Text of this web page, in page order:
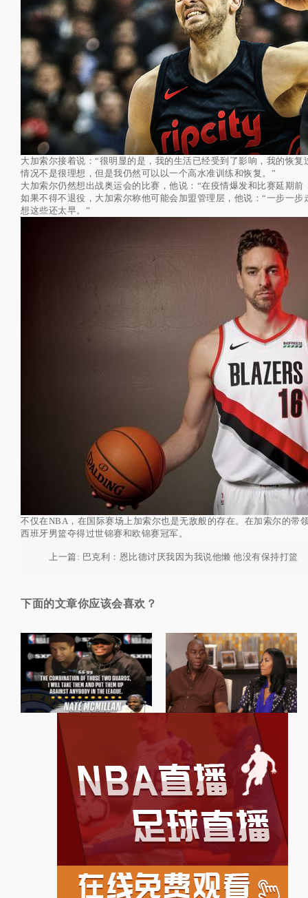
大加索尔接着说：“很明显的是，我的生活已经受到了影响，我的恢
情况不是很理想，但是我仍然可以以一个高水准训练和恢复。”
大加索尔仍然想出战奥运会的比赛，他说：“在疫情爆发和比赛延期前
如果不得不退役，大加索尔称他可能会加盟管理层，他说：“一步一
想这些还太早。”
不仅在NBA，在国际赛场上加索尔也是无敌般的存在。在加索尔的
西班牙男篮夺得过世锦赛和欧锦赛冠军。
上一篇: 巴克利：恩比德讨厌我因为我说他懒 他没有保持打篮
下面的文章你应该会喜欢？
>麦克米兰：奥迪&布罗格登
的组合很棒 不惧任何对手